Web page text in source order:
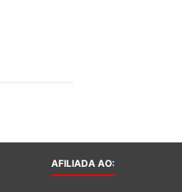
AFILIADA AO: